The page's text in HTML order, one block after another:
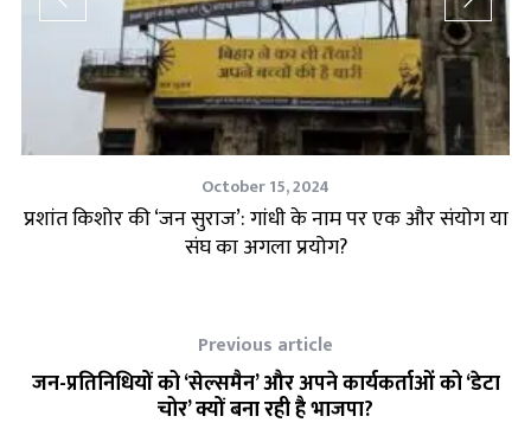
October 15, 2024
प्रशांत किशोर की ‘जन सुराज’: गांधी के नाम पर एक और संयोग या
संघ का अगला प्रयोग?
Previous article
जन-प्रतिनिधियों को ‘सेल्समैन’ और अपने कार्यकर्ताओं को ‘डेटा
चोर’ क्यों बना रही है भाजपा?